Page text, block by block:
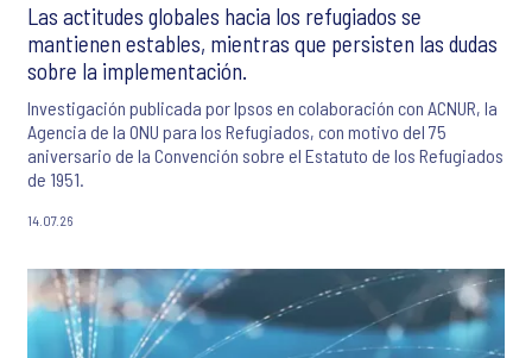
Las actitudes globales hacia los refugiados se
mantienen estables, mientras que persisten las dudas
sobre la implementación.
Investigación publicada por Ipsos en colaboración con ACNUR, la
Agencia de la ONU para los Refugiados, con motivo del 75
aniversario de la Convención sobre el Estatuto de los Refugiados
de 1951.
14.07.26